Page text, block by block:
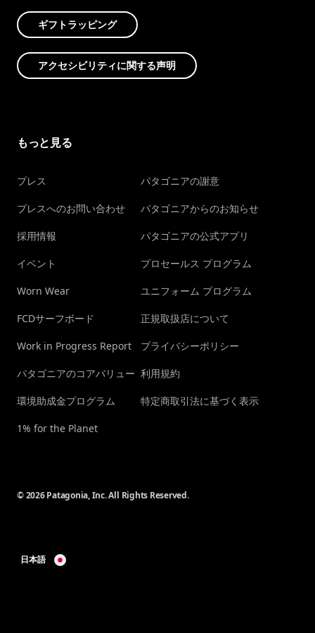
ギフトラッピング
アクセシビリティに関する声明
もっと見る
プレス
プレスへのお問い合わせ
採用情報
イベント
Worn Wear
FCDサーフボード
Work in Progress Report
パタゴニアのコアバリュー
環境助成金プログラム
1% for the Planet
パタゴニアの謝意
パタゴニアからのお知らせ
パタゴニアの公式アプリ
プロセールス プログラム
ユニフォーム プログラム
正規取扱店について
プライバシーポリシー
利用規約
特定商取引法に基づく表示
© 2026 Patagonia, Inc. All Rights Reserved.
日本語